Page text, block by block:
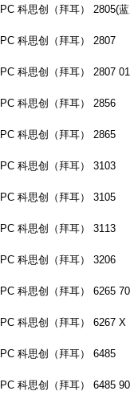
PC 科思创（拜耳） 2805(
PC 科思创（拜耳） 2807
PC 科思创（拜耳） 2807
PC 科思创（拜耳） 2856
PC 科思创（拜耳） 2865
PC 科思创（拜耳） 3103
PC 科思创（拜耳） 3105
PC 科思创（拜耳） 3113
PC 科思创（拜耳） 3206
PC 科思创（拜耳） 6265
PC 科思创（拜耳） 6267 X
PC 科思创（拜耳） 6485
PC 科思创（拜耳） 6485